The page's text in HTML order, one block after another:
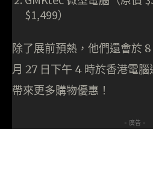
$1,499）
除了展前預熱，他們還會於
月 27 日下午 4 時於香港電腦
帶來更多購物優惠！
- 廣告 -